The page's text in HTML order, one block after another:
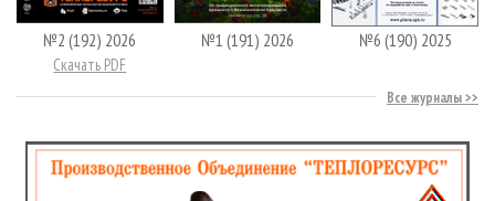
№2 (192) 2026
Скачать PDF
№1 (191) 2026 №6 (190) 2025
Все журналы